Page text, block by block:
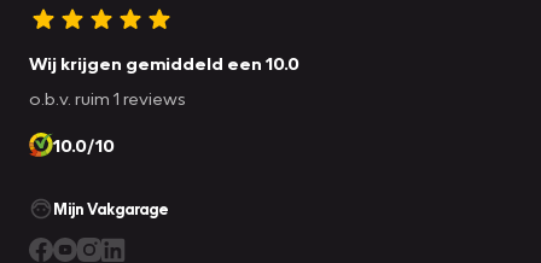
Wij krijgen gemiddeld een 10.0
o.b.v. ruim 1 reviews
10.0/10
Mijn Vakgarage